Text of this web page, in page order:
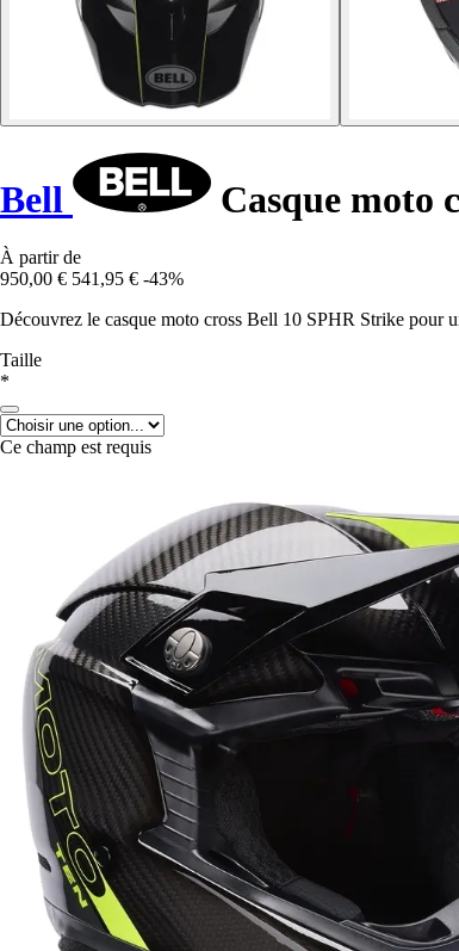
Bell Casque moto
À partir de
950,00 € 541,95 € -43%
Découvrez le casque moto cross Bell 10 SPHR Strike pour
Taille
*
Ce champ est requis